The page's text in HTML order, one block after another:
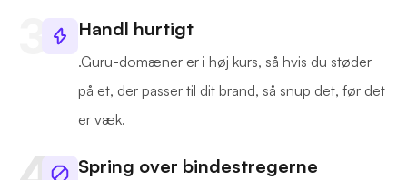
Handl hurtigt
.Guru-domæner er i høj kurs, så hvis du støder
på et, der passer til dit brand, så snup det, før det
er væk.
Spring over bindestregerne